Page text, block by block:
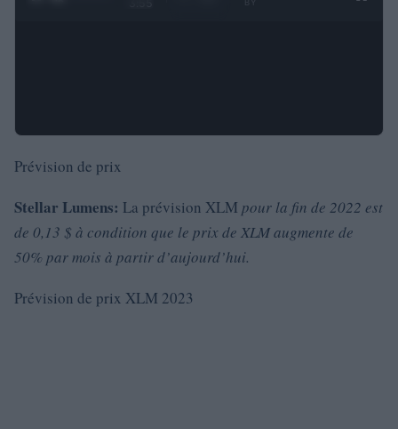
Prévision de prix
Stellar Lumens: La prévision XLM pour la fin de 2022 est
de 0,13 $ à condition que le prix de XLM augmente de
50% par mois à partir d’aujourd’hui.
Prévision de prix XLM 2023